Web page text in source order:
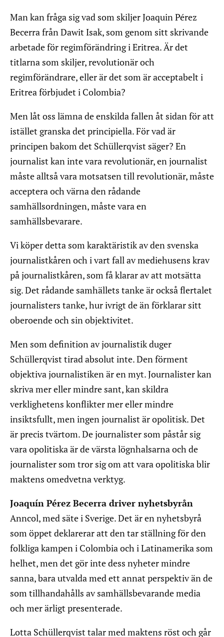
Man kan fråga sig vad som skiljer Joaquin Pérez
Becerra från Dawit Isak, som genom sitt skrivande
arbetade för regimförändring i Eritrea. Är det
titlarna som skiljer, revolutionär och
regimförändrare, eller är det som är acceptabelt i
Eritrea förbjudet i Colombia?
Men låt oss lämna de enskilda fallen åt sidan för att
istället granska det principiella. För vad är
principen bakom det Schüllerqvist säger? En
journalist kan inte vara revolutionär, en journalist
måste alltså vara motsatsen till revolutionär, måste
acceptera och värna den rådande
samhällsordningen, måste vara en
samhällsbevarare.
Vi köper detta som karaktäristik av den svenska
journalistkåren och i vart fall av mediehusens krav
på journalistkåren, som få klarar av att motsätta
sig. Det rådande samhällets tanke är också flertalet
journalisters tanke, hur ivrigt de än förklarar sitt
oberoende och sin objektivitet.
Men som definition av journalistik duger
Schüllerqvist tirad absolut inte. Den förment
objektiva journalistiken är en myt. Journalister kan
skriva mer eller mindre sant, kan skildra
verklighetens konflikter mer eller mindre
insiktsfullt, men ingen journalist är opolitisk. Det
är precis tvärtom. De journalister som påstår sig
vara opolitiska är de värsta lögnhalsarna och de
journalister som tror sig om att vara opolitiska blir
maktens omedvetna verktyg.
Joaquín Pérez Becerra driver nyhetsbyrån
Anncol, med säte i Sverige. Det är en nyhetsbyrå
som öppet deklarerar att den tar ställning för den
folkliga kampen i Colombia och i Latinamerika som
helhet, men det gör inte dess nyheter mindre
sanna, bara utvalda med ett annat perspektiv än de
som tillhandahålls av samhällsbevarande media
och mer ärligt presenterade.
Lotta Schüllerqvist talar med maktens röst och går